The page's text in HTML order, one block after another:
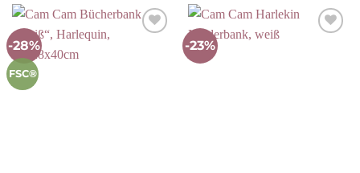
-28%
FSC®
-23%